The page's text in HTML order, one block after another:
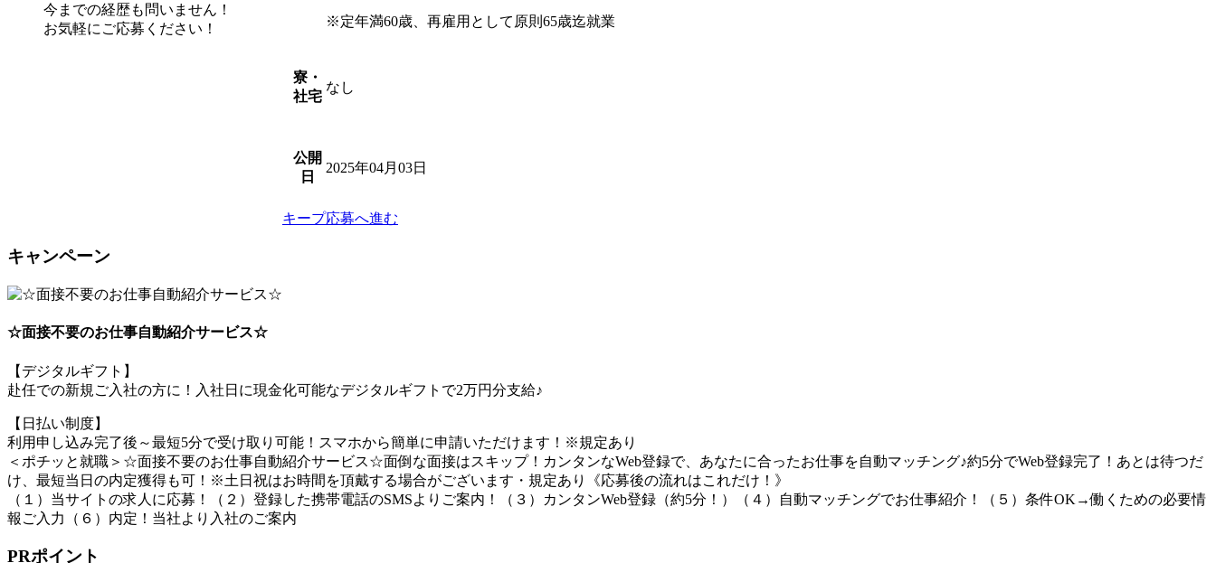
今までの経歴も問いません！
お気軽にご応募ください！
※定年満60歳、再雇用として原則65歳迄就業
寮・
社宅
なし
公開
日
2025年04月03日
キープ応募へ進む
キャンペーン
☆面接不要のお仕事自動紹介サービス☆
【デジタルギフト】
赴任での新規ご入社の方に！入社日に現金化可能なデジタルギフトで2万円分支給♪
【日払い制度】
利用申し込み完了後～最短5分で受け取り可能！スマホから簡単に申請いただけます！※規定あり
＜ポチッと就職＞☆面接不要のお仕事自動紹介サービス☆面倒な面接はスキップ！カンタンなWeb登録で、あなたに合ったお仕事を自動マッチング♪約5分でWeb登録完了！あとは待つだ
け、最短当日の内定獲得も可！※土日祝はお時間を頂戴する場合がございます・規定あり《応募後の流れはこれだけ！》
（１）当サイトの求人に応募！（２）登録した携帯電話のSMSよりご案内！（３）カンタンWeb登録（約5分！）（４）自動マッチングでお仕事紹介！（５）条件OK→働くための必要情
報ご入力（６）内定！当社より入社のご案内
PRポイント